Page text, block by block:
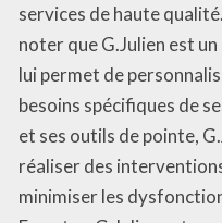
services de haute
noter que G.Julien est
lui permet de
besoins spécifiques de
et ses outils de pointe,
réaliser des
minimiser les